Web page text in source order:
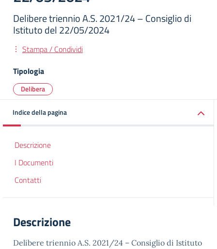
Delibere triennio A.S. 2021/24 – Consiglio di
Istituto del 22/05/2024
Stampa / Condividi
Tipologia
Delibera
Indice della pagina
Descrizione
I Documenti
Contatti
Descrizione
Delibere triennio A.S. 2021/24 – Consiglio di Istituto